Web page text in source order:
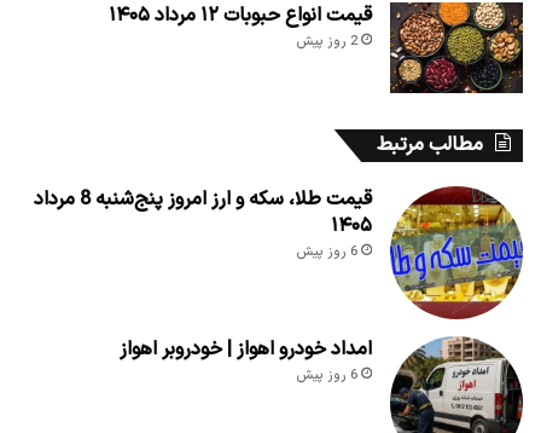
قیمت انواع حبوبات ۱۲ مرداد ۱۴۰۵
2 روز پیش
مطالب مرتبط
قیمت طلا، سکه و ارز امروز پنج‌شنبه 8 مرداد
۱۴۰۵
6 روز پیش
امداد خودرو اهواز | خودروبر اهواز
6 روز پیش